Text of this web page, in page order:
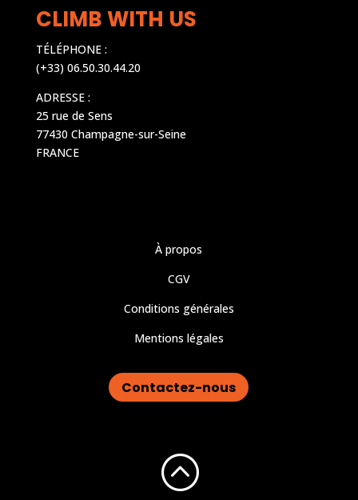
CLIMB WITH US
TÉLÉPHONE :
(+33) 06.50.30.44.20
ADRESSE :
25 rue de Sens
77430 Champagne-sur-Seine
FRANCE
À propos
CGV
Conditions générales
Mentions légales
Contactez-nous
: